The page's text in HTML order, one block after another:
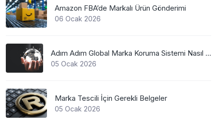
Amazon FBA’de Markalı Ürün Gönderimi
06 Ocak 2026
Adım Adım Global Marka Koruma Sistemi Nasıl Çalışır?
05 Ocak 2026
Marka Tescili İçin Gerekli Belgeler
05 Ocak 2026